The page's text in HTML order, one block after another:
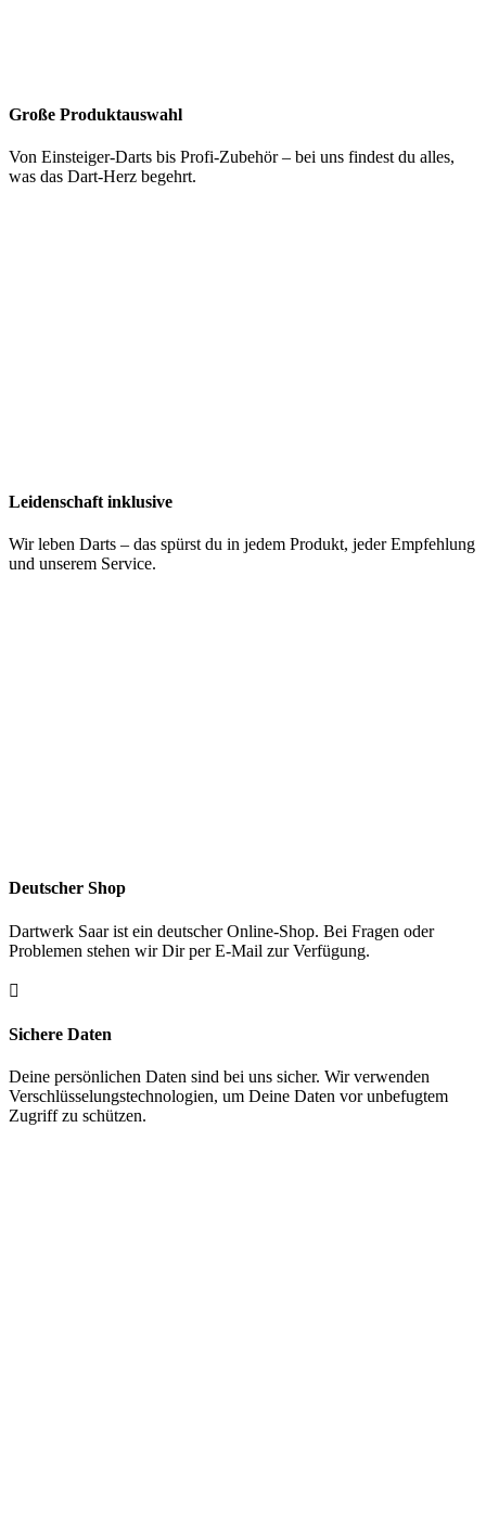
Große Produktauswahl
Von Einsteiger-Darts bis Profi-Zubehör – bei uns findest du alles,
was das Dart-Herz begehrt.
Leidenschaft inklusive
Wir leben Darts – das spürst du in jedem Produkt, jeder Empfehlung
und unserem Service.
Deutscher Shop
Dartwerk Saar ist ein deutscher Online-Shop. Bei Fragen oder
Problemen stehen wir Dir per E-Mail zur Verfügung.

Sichere Daten
Deine persönlichen Daten sind bei uns sicher. Wir verwenden
Verschlüsselungstechnologien, um Deine Daten vor unbefugtem
Zugriff zu schützen.